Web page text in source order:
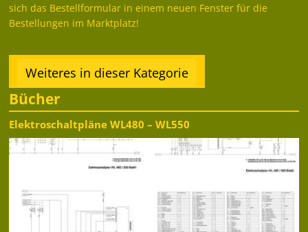
sich das Bestellformular in einem neuen Fenster für die
Bestellungen im Marktplatz!
Weiteres in dieser Kategorie
Bücher
Elektroschaltpläne WL480 – WL550